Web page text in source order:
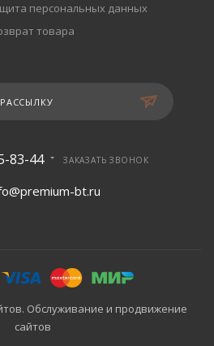
персональных данных
товара
83-44 ЗАКАЗАТЬ ЗВОНОК
bt.ru
Обслуживание и продвижение
сайтов